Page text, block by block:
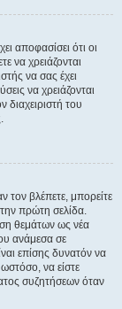
αποφασίσει ότι οι
να χρειάζονται
να σας έχει
να χρειάζονται
του
τον βλέπετε, μπορείτε
πρώτη σελίδα.
θεμάτων ως νέα
ανάμεσα σε
επίσης δυνατόν να
να είστε
συζητήσεων όταν